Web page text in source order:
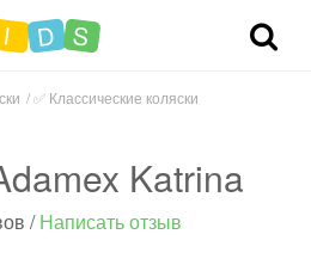
I D S
✅ Классические коляски
Katrina
/Написать отзыв